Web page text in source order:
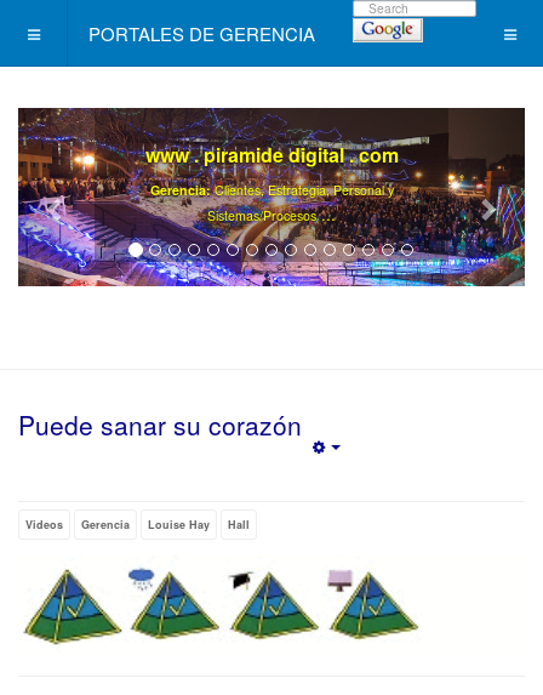
PORTALES DE GERENCIA
www . piramide digital . com
Gerencia:Clientes, Estrategia, Personal y
Sistemas/Procesos...
Puede sanar su corazón
Videos Gerencia Louise Hay Hall